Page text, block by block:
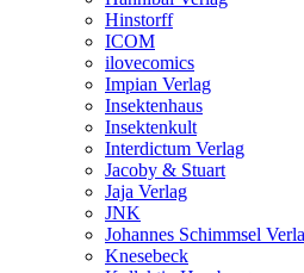
Hinstorff
ICOM
ilovecomics
Impian Verlag
Insektenhaus
Insektenkult
Interdictum Verlag
Jacoby & Stuart
Jaja Verlag
JNK
Johannes Schimmsel
Knesebeck